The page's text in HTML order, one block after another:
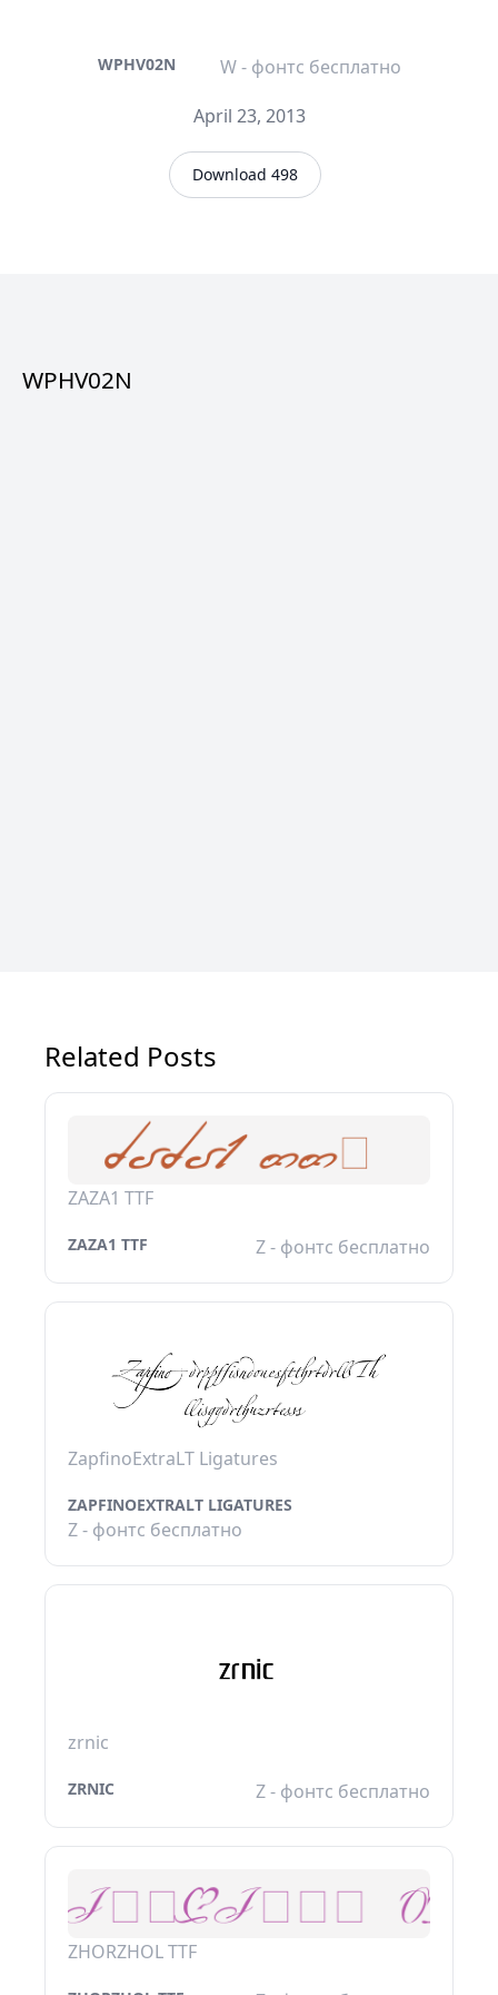
WPHV02N
W - фонтс бесплатно
April 23, 2013
Download 498
WPHV02N
Related Posts
ZAZA1 TTF
ZAZA1 TTF Z - фонтс бесплатно
ZapfinoExtraLT Ligatures
ZAPFINOEXTRALT LIGATURES
Z - фонтс бесплатно
zrnic
ZRNIC Z - фонтс бесплатно
ZHORZHOL TTF